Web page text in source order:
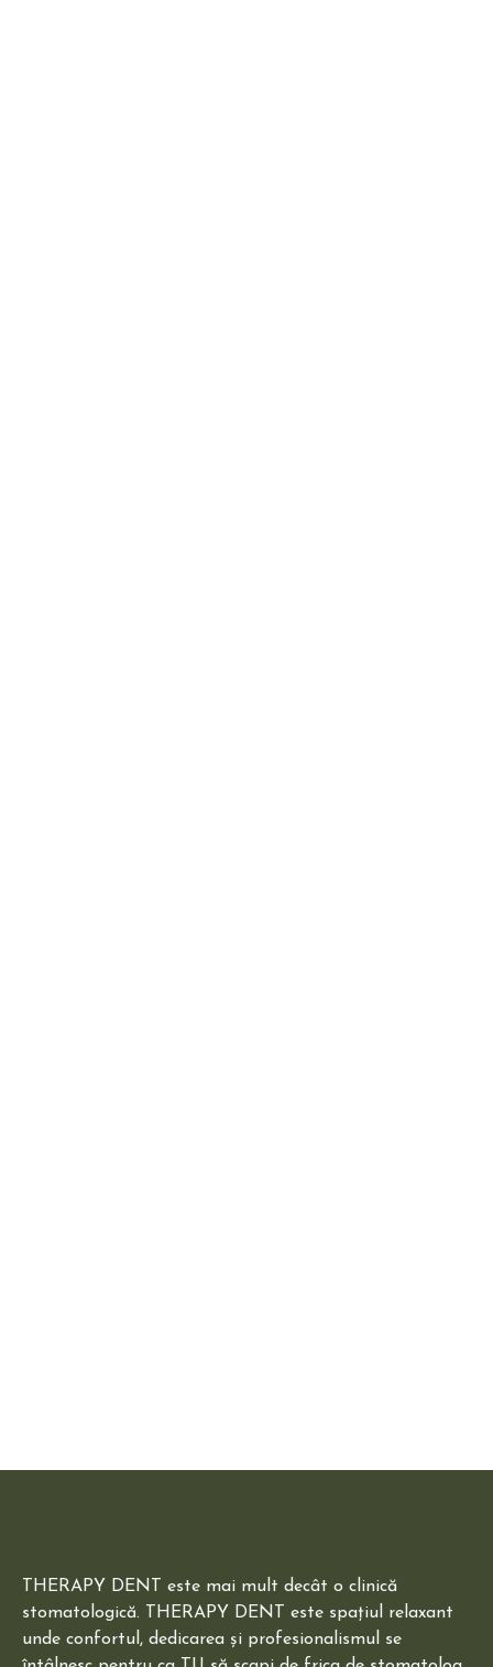
THERAPY DENT este mai mult decât o clinică
stomatologică. THERAPY DENT este spațiul relaxant
unde confortul, dedicarea și profesionalismul se